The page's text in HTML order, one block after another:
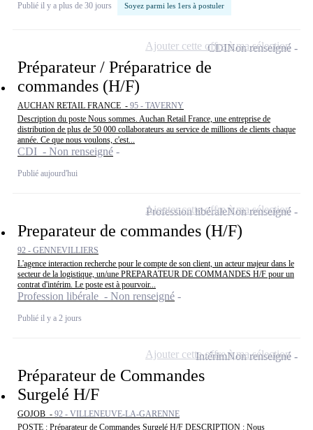
Publié il y a plus de 30 jours Soyez parmi les 1ers à postuler
Préparateur / Préparatrice de
commandes (H/F)
AUCHAN RETAIL FRANCE - 95 - TAVERNY
Description du poste Nous sommes. Auchan Retail France, une entreprise de
distribution de plus de 50 000 collaborateurs au service de millions de clients chaque
année. Ce que nous voulons, c'est...
CDI - Non renseigné
Publié aujourd'hui
CDINon renseigné
Ajouter cette offre à ma sélection
Preparateur de commandes (H/F)
92 - GENNEVILLIERS
L'agence interaction recherche pour le compte de son client, un acteur majeur dans le
secteur de la logistique, un/une PREPARATEUR DE COMMANDES H/F pour un
contrat d'intérim. Le poste est à pourvoir...
Profession libérale - Non renseigné
Publié il y a 2 jours
Profession libéraleNon renseigné
Ajouter cette offre à ma sélection
Préparateur de Commandes
Surgelé H/F
GOJOB - 92 - VILLENEUVE-LA-GARENNE
POSTE : Préparateur de Commandes Surgelé H/F DESCRIPTION : Nous
IntérimNon renseigné
Ajouter cette offre à ma sélection